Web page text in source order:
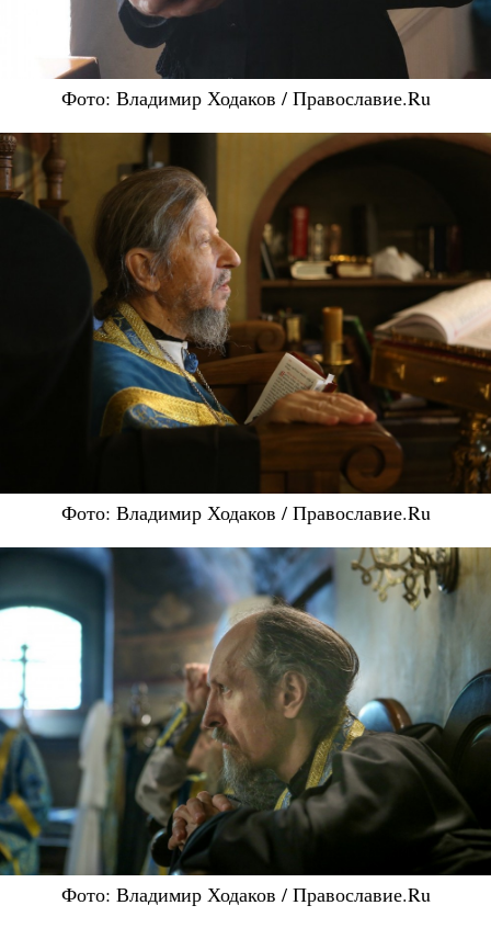
Фото: Владимир Ходаков / Православие.Ru
Фото: Владимир Ходаков / Православие.Ru
Фото: Владимир Ходаков / Православие.Ru